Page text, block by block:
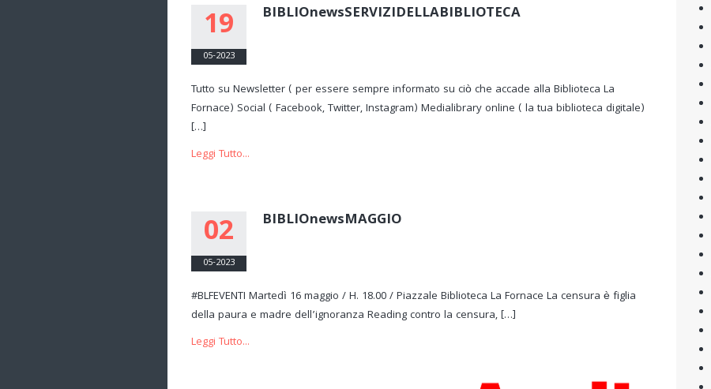
19
05-2023
BIBLIOnewsSERVIZIDELLABIBLIOTECA
Tutto su Newsletter ( per essere sempre informato su ciò che accade alla Biblioteca La
Fornace) Social ( Facebook, Twitter, Instagram) Medialibrary online ( la tua biblioteca digitale)
[…]
Leggi Tutto...
02
05-2023
BIBLIOnewsMAGGIO
#BLFEVENTI Martedì 16 maggio / H. 18.00 / Piazzale Biblioteca La Fornace La censura è figlia
della paura e madre dell’ignoranza Reading contro la censura, […]
Leggi Tutto...